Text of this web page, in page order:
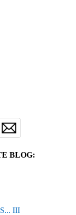
BLOG:
III